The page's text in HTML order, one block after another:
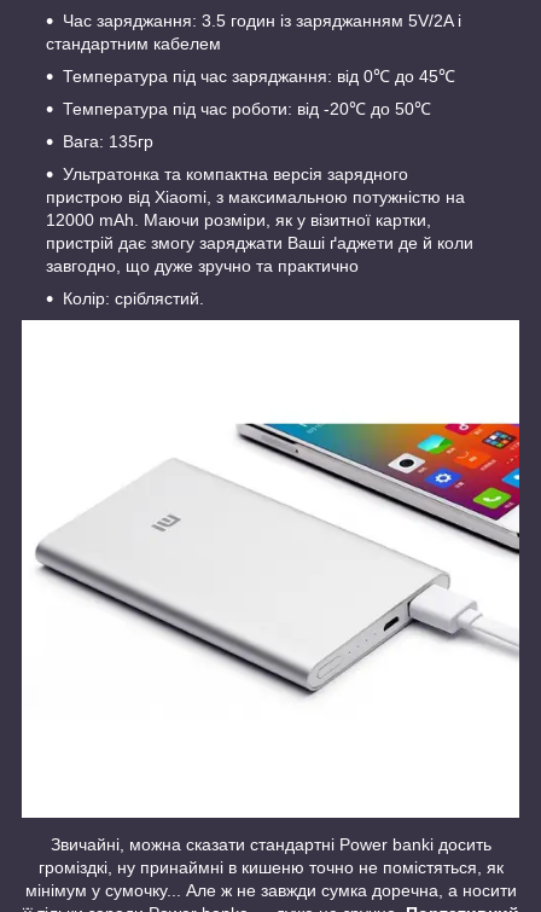
Час заряджання: 3.5 годин із заряджанням 5V/2A і
стандартним кабелем
Температура під час заряджання: від 0℃ до 45℃
Температура під час роботи: від -20℃ до 50℃
Вага: 135гр
Ультратонка та компактна версія зарядного
пристрою від Xiaomi, з максимальною потужністю на
12000 mAh. Маючи розміри, як у візитної картки,
пристрій дає змогу заряджати Ваші ґаджети де й коли
завгодно, що дуже зручно та практично
Колір: сріблястий.
Звичайні, можна сказати стандартні Power bankі досить
громіздкі, ну принаймні в кишеню точно не помістяться, як
мінімум у сумочку... Але ж не завжди сумка доречна, а носити